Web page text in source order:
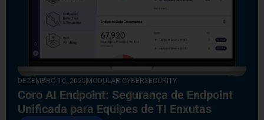
DEZEMBRO 16, 2025 MODULAR CYBERSECURITY
Coro AI Endpoint: Segurança de Endpoint
Unificada para Equipes de TI Enxutas